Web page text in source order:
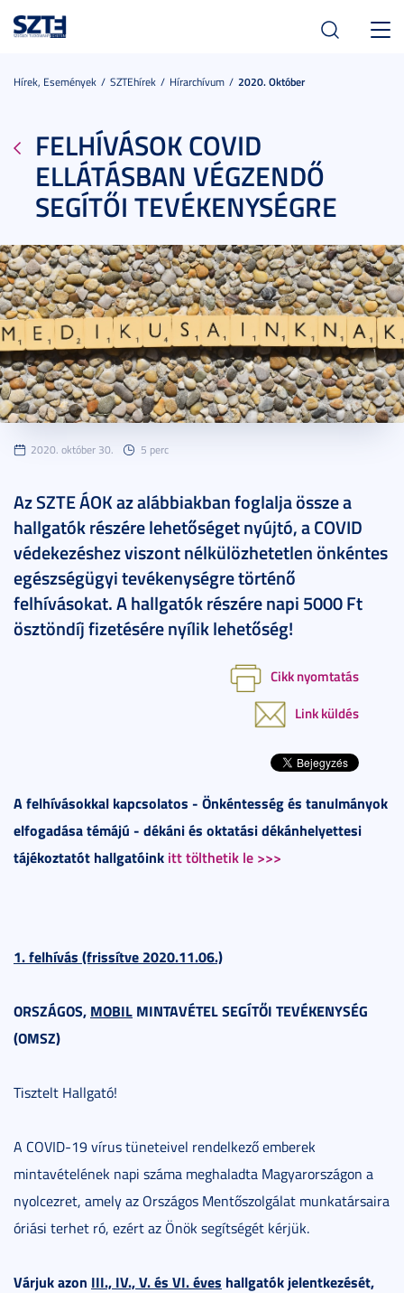
Hírek, Események SZTEhírek Hírarchívum 2020. Október
FELHÍVÁSOK COVID
ELLÁTÁSBAN VÉGZENDŐ
SEGÍTŐI TEVÉKENYSÉGRE
2020. október 30. 5 perc
Az SZTE ÁOK az alábbiakban foglalja össze a
hallgatók részére lehetőséget nyújtó, a COVID
védekezéshez viszont nélkülözhetetlen önkéntes
egészségügyi tevékenységre történő
felhívásokat. A hallgatók részére napi 5000 Ft
ösztöndíj fizetésére nyílik lehetőség!
Cikk nyomtatás
Link küldés
A felhívásokkal kapcsolatos - Önkéntesség és tanulmányok
elfogadása témájú - dékáni és oktatási dékánhelyettesi
tájékoztatót hallgatóink itt tölthetik le >>>
1. felhívás (frissítve 2020.11.06.)
ORSZÁGOS, MOBIL MINTAVÉTEL SEGÍTŐI TEVÉKENYSÉG
(OMSZ)
Tisztelt Hallgató!
A COVID-19 vírus tüneteivel rendelkező emberek
mintavételének napi száma meghaladta Magyarországon a
nyolcezret, amely az Országos Mentőszolgálat munkatársaira
óriási terhet ró, ezért az Önök segítségét kérjük.
Várjuk azon III., IV., V. és VI. éves hallgatók jelentkezését,